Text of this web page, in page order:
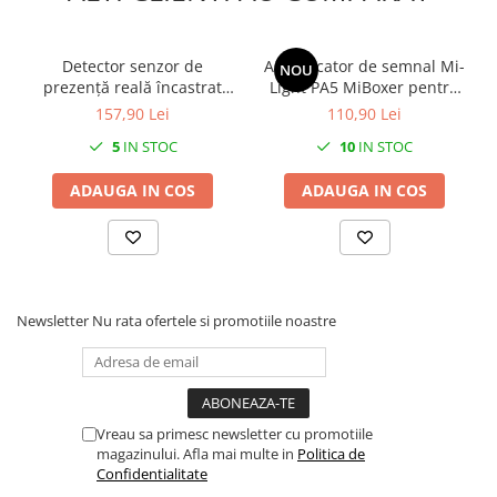
Reglare în 2 trepte: Nu este disponibil
Reglare în 3 trepte: Nu este disponibil
Controlul senzorului de lumină: Nu este disponibil
Prioritate luminozitate: Nu este disponibil
Detector senzor de
prezență reală încastrat
360° 110-240V AC, detector
ohmic reglabil IP54
157,90 Lei
5IN STOC
ADAUGA IN COS
NOU
Amplificator de semnal Mi-
Light PA5 MiBoxer pentru
iluminare LED de înaltă
Group Control
110,90 Lei
10 IN STOC
ADAUGA IN COS
Newsletter Nu rata ofertele si promotiile noastre
Vreau sa primesc newsletter cu promotiile
magazinului. Afla mai multe in Politica de
Confidentialitate